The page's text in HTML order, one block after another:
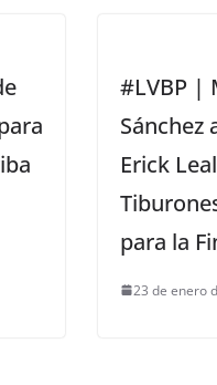
#LVBP |
Sánchez
Erick
para la
23 de enero